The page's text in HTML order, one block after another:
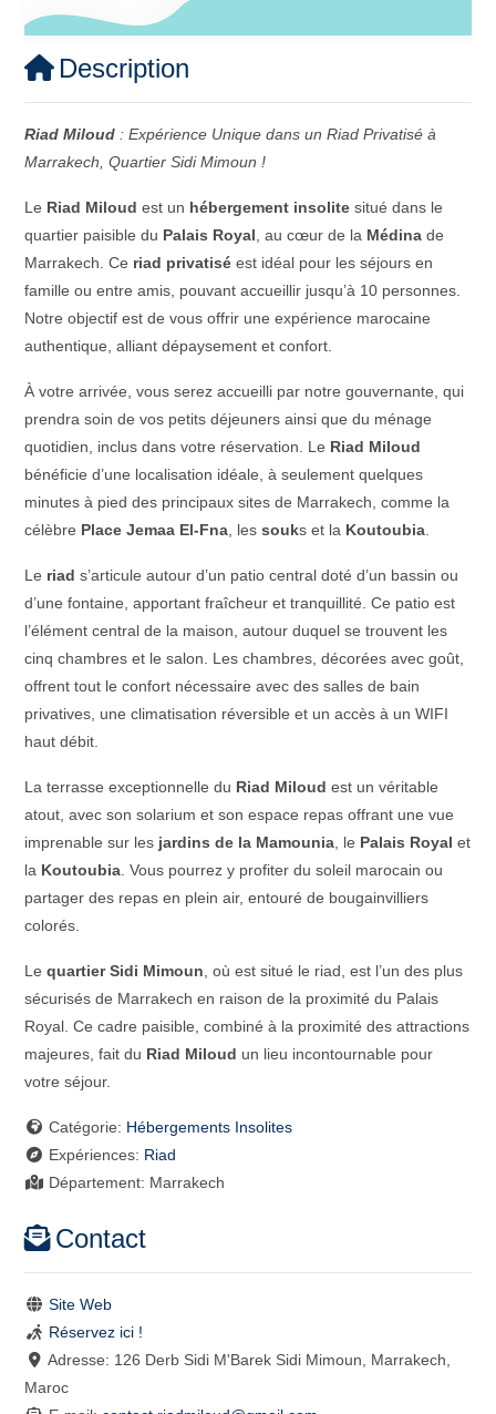
Description
Riad Miloud : Expérience Unique dans un Riad Privatisé à
Marrakech, Quartier Sidi Mimoun !
Le Riad Miloud est un hébergement insolite situé dans le
quartier paisible du Palais Royal , au cœur de la Médina de
Marrakech. Ce riad privatisé est idéal pour les séjours en
famille ou entre amis, pouvant accueillir jusqu’à 10 personnes.
Notre objectif est de vous offrir une expérience marocaine
authentique, alliant dépaysement et confort.
À votre arrivée, vous serez accueilli par notre gouvernante, qui
prendra soin de vos petits déjeuners ainsi que du ménage
quotidien, inclus dans votre réservation. Le Riad Miloud
bénéficie d’une localisation idéale, à seulement quelques
minutes à pied des principaux sites de Marrakech, comme la
célèbre Place Jemaa El-Fna , lessouks et la Koutoubia
Le riad s’articule autour d’un patio central doté d’un bassin ou
d’une fontaine, apportant fraîcheur et tranquillité. Ce patio est
l’élément central de la maison, autour duquel se trouvent les
cinq chambres et le salon. Les chambres, décorées avec goût,
offrent tout le confort nécessaire avec des salles de bain
privatives, une climatisation réversible et un accès à un WIFI
haut débit.
La terrasse exceptionnelle du Riad Miloud est un véritable
atout, avec son solarium et son espace repas offrant une vue
imprenable sur les jardins de la Mamounia , le Palais Royal et
la Koutoubia . Vous pourrez y profiter du soleil marocain ou
partager des repas en plein air, entouré de bougainvilliers
colorés.
Lequartier Sidi Mimoun , où est situé le riad, est l’un des plus
sécurisés de Marrakech en raison de la proximité du Palais
Royal. Ce cadre paisible, combiné à la proximité des attractions
majeures, fait du Riad Miloud un lieu incontournable pour
votre séjour.
Catégorie: Hébergements Insolites
Expériences: Riad
Département: Marrakech
Contact
Site Web
Réservez ici !
Adresse: 126 Derb Sidi M'Barek Sidi Mimoun, Marrakech,
Maroc